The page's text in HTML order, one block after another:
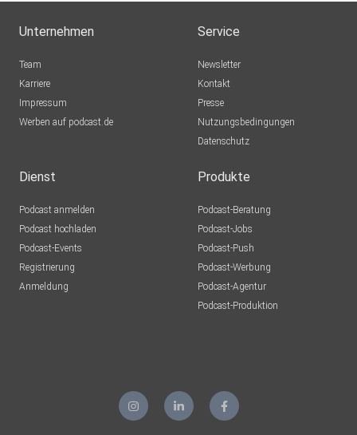
Unternehmen
Team
Karriere
Impressum
Werben auf podcast.de
Service
Newsletter
Kontakt
Presse
Nutzungsbedingungen
Datenschutz
Dienst
Podcast anmelden
Podcast hochladen
Podcast-Events
Registrierung
Anmeldung
Produkte
Podcast-Beratung
Podcast-Jobs
Podcast-Push
Podcast-Werbung
Podcast-Agentur
Podcast-Produktion